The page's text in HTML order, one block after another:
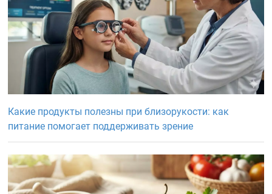
Какие продукты полезны при близорукости: как
питание помогает поддерживать зрение